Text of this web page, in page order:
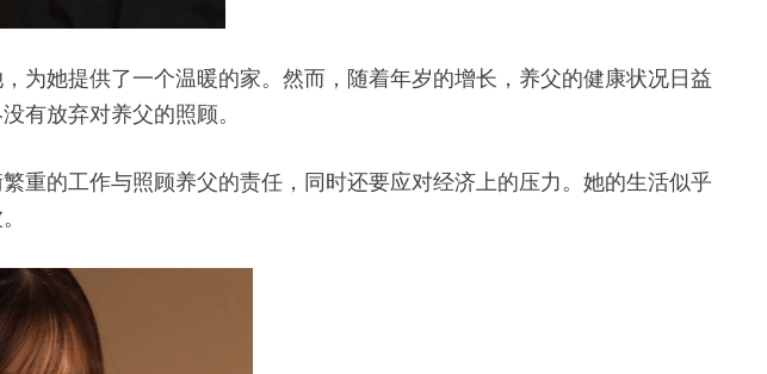
为她提供了一个温暖的家。然而，随着年岁的增长，养父的健康状况日益
有放弃对养父的照顾。
重的工作与照顾养父的责任，同时还要应对经济上的压力。她的生活似乎